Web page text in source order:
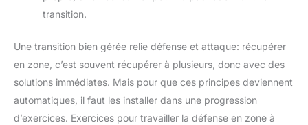
transition.
Une transition bien gérée relie défense et attaque: récupérer
en zone, c’est souvent récupérer à plusieurs, donc avec des
solutions immédiates. Mais pour que ces principes deviennent
automatiques, il faut les installer dans une progression
d’exercices. Exercices pour travailler la défense en zone à